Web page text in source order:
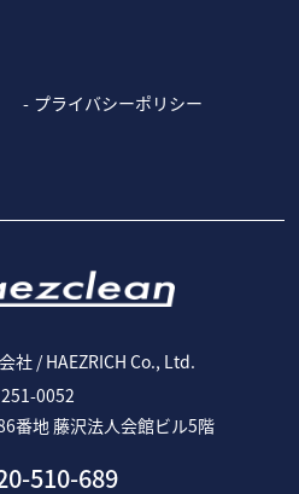
社 / HAEZRICH Co., Ltd.
0052
番地 藤沢法人会館ビル5階
510-689
プライバシーポリシー